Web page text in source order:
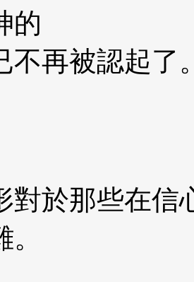
的
不再被認起
對於那些在信